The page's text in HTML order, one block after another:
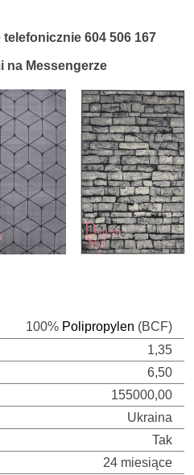
telefonicznie604 506 167
na Messengerze
100% Polipropylen (BCF)
1,35
6,50
155000,00
Ukraina
Tak
24 miesiące